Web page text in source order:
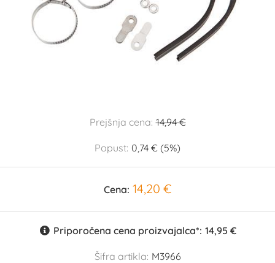
Prejšnja cena: 14,94 €
Popust: 0,74 € (5%)
Cena: 14,20 €
Priporočena cena proizvajalca*: 14,95 €
Šifra artikla: M3966